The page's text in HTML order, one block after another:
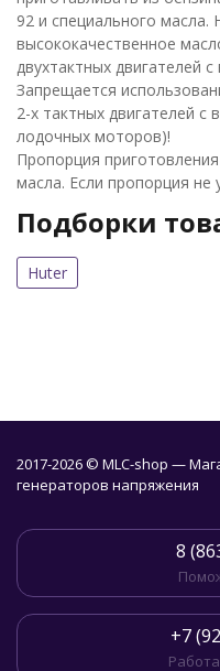
92 и специального
высококачественное
двухтактных двигателей
Запрещается
2-х тактных двигателей
лодочных моторов)!
Пропорция
масла. Если пропорция не
Подборки
Huter
2017-2026 © MLC-shop —
генераторов напряжения
8
+7